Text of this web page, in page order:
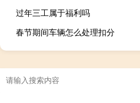
过年三工属于福利吗
春节期间车辆怎么处理扣分